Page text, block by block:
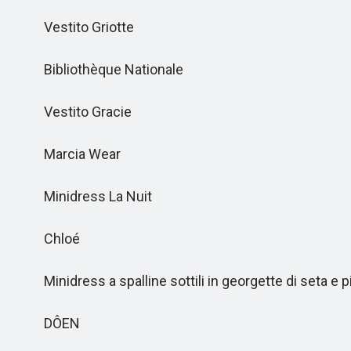
Vestito Griotte
Bibliothèque Nationale
Vestito Gracie
Marcia Wear
Minidress La Nuit
Chloé
Minidress a spalline sottili in georgette di seta e
DÔEN